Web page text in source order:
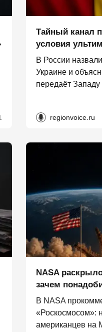
Тайный канал
условия
В России
Украине и
передаёт Западу
regionvoice.ru
NASA
зачем
В NASA
«Роскосмосом»:
американцев на